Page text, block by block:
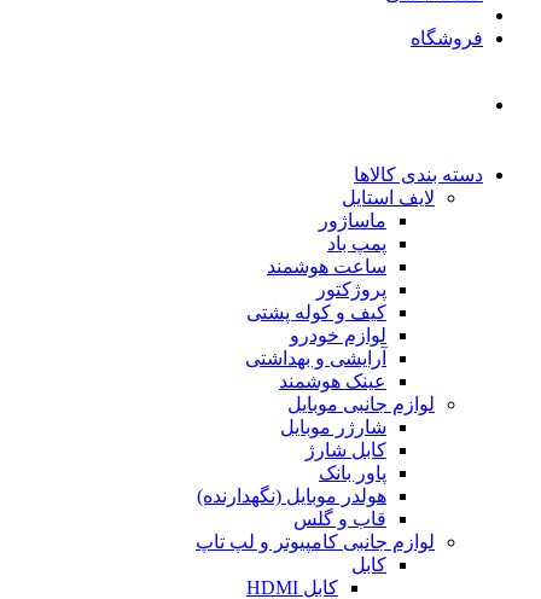
فروشگاه
دسته بندی کالاها
لایف استایل
ماساژور
پمپ باد
ساعت هوشمند
پروژکتور
کیف و کوله پشتی
لوازم خودرو
آرایشی و بهداشتی
عینک هوشمند
لوازم جانبی موبایل
شارژر موبایل
کابل شارژ
پاور بانک
هولدر موبایل (نگهدارنده)
قاب و گلس
لوازم جانبی کامپیوتر و لپ تاپ
کابل
کابل HDMI